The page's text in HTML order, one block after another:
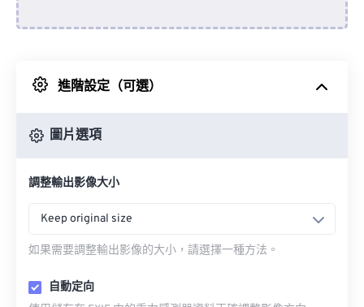
來自 Google 雲端硬碟
進階設定（可選）
圖片選項
調整輸出影像大小
Keep original size
如果需要調整輸出影像的大小，請選擇一種方法。
自動定向